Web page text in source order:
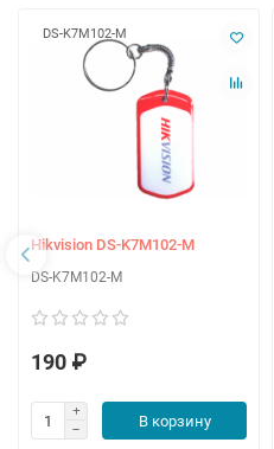
DS-K7M102-M
Hikvision DS-K7M102-M
DS-K7M102-M
190 ₽
В корзину